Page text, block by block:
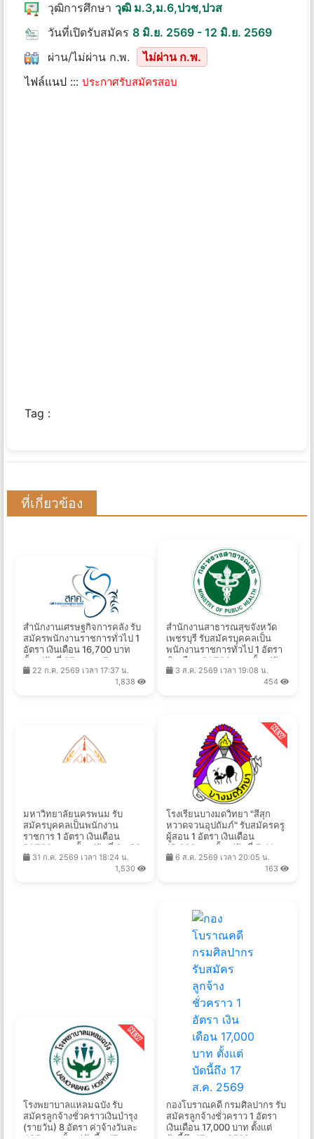
วุฒิการศึกษา วุฒิ ม.3,ม.6,ปวช,ปวส
วันที่เปิดรับสมัคร 8 มิ.ย. 2569 - 12 มิ.ย. 2569
ผ่าน/ไม่ผ่าน ก.พ.
ไม่ผ่าน ก.พ.
ไฟล์แนป ::: ประกาศรับสมัครสอบ
Tag :
ที่เกี่ยวข้อง
สำนักงานเศรษฐกิจการคลัง รับ
สมัครพนักงานราชการทั่วไป 1
อัตรา เงินเดือน 16,700 บาท
ตั้งแต่วันที่ 27 ก.ค. - 7 ส.ค.
256922 ก.ค. 2569 เวลา 17:37 น.
1,838
สํานักงานสาธารณสุขจังหวัด
เพชรบุรี รับสมัครบุคคลเป็น
พนักงานราชการทั่วไป 1 อัตรา
เงินเดือน 21,780 บาท ตั้งแต่วัน
ที่ 10 - 17 ส.ค. 2569
3 ส.ค. 2569 เวลา 19:08 น.
454
มหาวิทยาลัยนครพนม รับ
สมัครบุคคลเป็นพนักงาน
ราชการ 1 อัตรา เงินเดือน
21,780 บาท ตั้งแต่วันที่ 8 - 20
ส.ค. 2569
31 ก.ค. 2569 เวลา 18:24 น.
1,530
โรงเรียนบางมดวิทยา "สีสุก
หวาดจวนอุปถัมภ์" รับสมัครครู
ผู้สอน 1 อัตรา เงินเดือน
15,000บาท ตั้งแต่วันที่ 5-11
ส.ค. 2569
6 ส.ค. 2569 เวลา 20:05 น.
163
โรงพยาบาลแหลมฉบัง รับ
สมัครลูกจ้างชั่วคราวเงินบำรุง
(รายวัน) 8 อัตรา ค่าจ้างวันละ
กองโบราณคดี กรมศิลปากร รับ
สมัครลูกจ้างชั่วคราว 1 อัตรา
เงินเดือน 17,000 บาท ตั้งแต่